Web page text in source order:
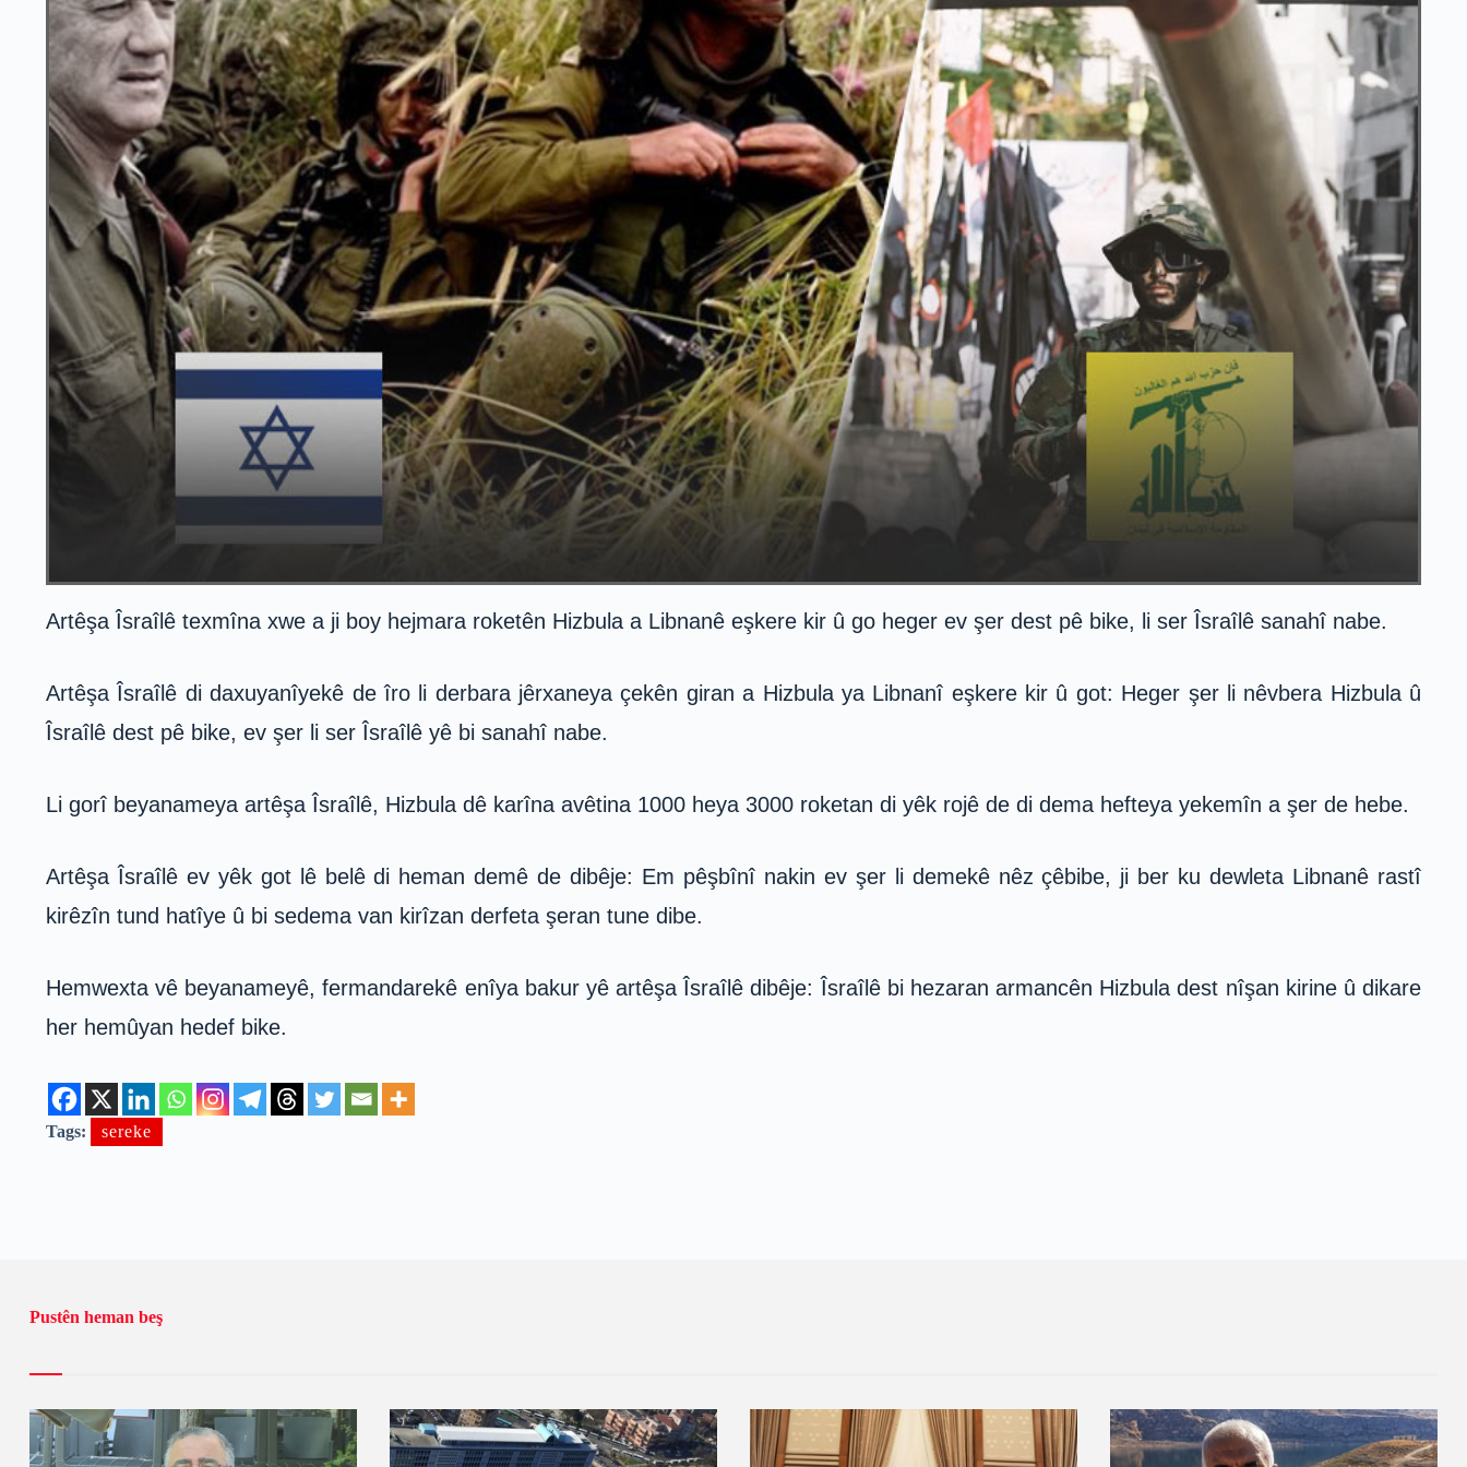
Artêşa Îsraîlê texmîna xwe a ji boy hejmara roketên Hizbula a Libnanê eşkere kir û go heger ev şer dest pê bike, li ser Îsraîlê sanahî nabe.
Artêşa Îsraîlê di daxuyanîyekê de îro li derbara jêrxaneya çekên giran a Hizbula ya Libnanî eşkere kir û got: Heger şer li nêvbera Hizbula û
Îsraîlê dest pê bike, ev şer li ser Îsraîlê yê bi sanahî nabe.
Li gorî beyanameya artêşa Îsraîlê, Hizbula dê karîna avêtina 1000 heya 3000 roketan di yêk rojê de di dema hefteya yekemîn a şer de hebe.
Artêşa Îsraîlê ev yêk got lê belê di heman demê de dibêje: Em pêşbînî nakin ev şer li demekê nêz çêbibe, ji ber ku dewleta Libnanê rastî
kirêzîn tund hatîye û bi sedema van kirîzan derfeta şeran tune dibe.
Hemwexta vê beyanameyê, fermandarekê enîya bakur yê artêşa Îsraîlê dibêje: Îsraîlê bi hezaran armancên Hizbula dest nîşan kirine û dikare
her hemûyan hedef bike.
Tags: sereke
Pustên heman beş